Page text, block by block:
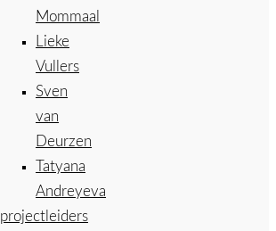
Mommaal
Lieke
Vullers
Sven
van
Deurzen
Tatyana
Andreyeva
projectleiders